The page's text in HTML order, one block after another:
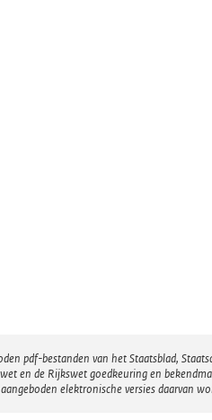
pdf-bestanden van het Staatsblad,
en de Rijkswet goedkeuring en
elektronische versies daarvan